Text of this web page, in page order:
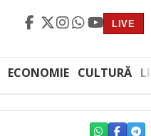
LIVE
ECONOMIE CULTURĂ
WHATSAPP